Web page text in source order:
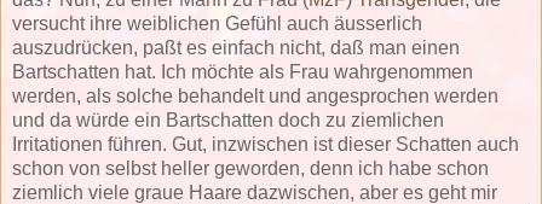
versucht ihre weiblichen Gefühl auch äusserlich
auszudrücken, paßt es einfach nicht, daß man einen
Bartschatten hat. Ich möchte als Frau wahrgenommen
werden, als solche behandelt und angesprochen werden
und da würde ein Bartschatten doch zu ziemlichen
Irritationen führen. Gut, inzwischen ist dieser Schatten auch
schon von selbst heller geworden, denn ich habe schon
ziemlich viele graue Haare dazwischen, aber es geht mir